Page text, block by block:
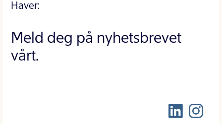
Haver:
Meld deg på nyhetsbrevet
vårt.